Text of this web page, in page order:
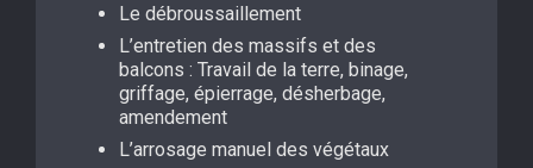
Le débroussaillement
L’entretien des massifs et des
balcons : Travail de la terre, binage,
griffage, épierrage, désherbage,
amendement
L’arrosage manuel des végétaux